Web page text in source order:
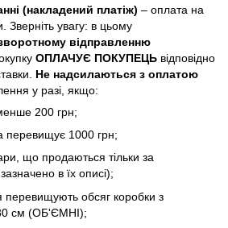
(накладений платіж) – оплата на
Зверніть увагу: в цьому
відправленню
ОПЛАЧУЄ ПОКУПЕЦЬ відповідно
Не надсилаються з оплатою
у разі, якщо:
200 грн;
перевищує 1000 грн;
що продаються тільки за
в їх описі);
перевищують обсяг коробки з
см (ОБ'ЄМНІ);